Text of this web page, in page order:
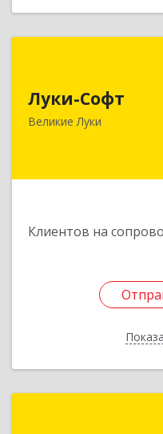
Луки-Софт
Великие Луки
Клиентов на
182113,